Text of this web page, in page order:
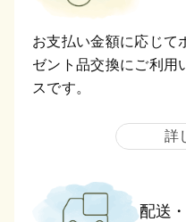
お支払い金額に応じて
ゼント品交換にご利用
スです。
詳
配送